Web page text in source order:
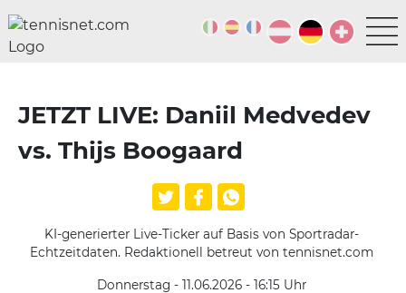
JETZT LIVE: Daniil Medvedev
vs. Thijs Boogaard
KI-generierter Live-Ticker auf Basis von Sportradar-
Echtzeitdaten. Redaktionell betreut von tennisnet.com
Donnerstag - 11.06.2026 - 16:15 Uhr